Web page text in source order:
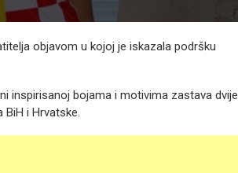
objavom u kojoj je iskazala podršku
inspirisanoj bojama i motivima zastava dvije
i Hrvatske.